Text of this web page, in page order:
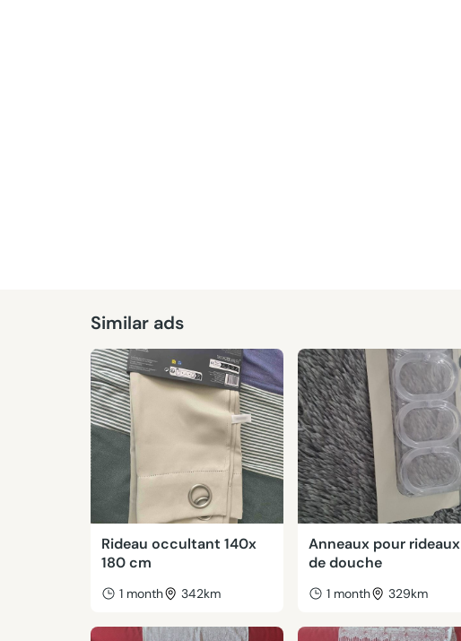
Similar ads
Rideau occultant 140x
180 cm
1 month 342km
Anneaux pour rideaux
de douche
1 month 329km